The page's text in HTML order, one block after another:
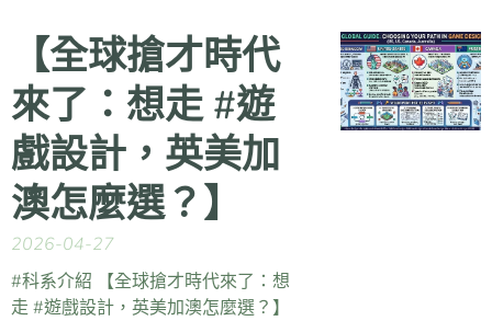
【全球搶才時代
來了：想走 #遊
戲設計，英美加
澳怎麼選？】
2026-04-27
#科系介紹 【全球搶才時代來了：想
走 #遊戲設計，英美加澳怎麼選？】